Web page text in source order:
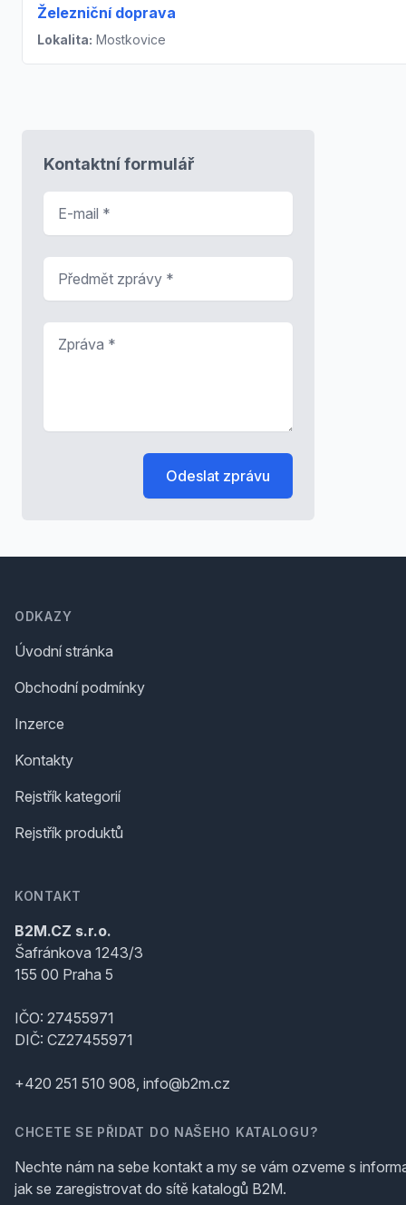
Železniční doprava
Lokalita: Mostkovice
Kontaktní formulář
Odeslat zprávu
ODKAZY
Úvodní stránka
Obchodní podmínky
Inzerce
Kontakty
Rejstřík kategorií
Rejstřík produktů
KONTAKT
B2M.CZ s.r.o.
Šafránkova 1243/3
155 00 Praha 5
IČO: 27455971
DIČ: CZ27455971
+420 251 510 908, info@b2m.cz
CHCETE SE PŘIDAT DO NAŠEHO KATALOGU?
Nechte nám na sebe kontakt a my se vám ozveme s
jak se zaregistrovat do sítě katalogů B2M.